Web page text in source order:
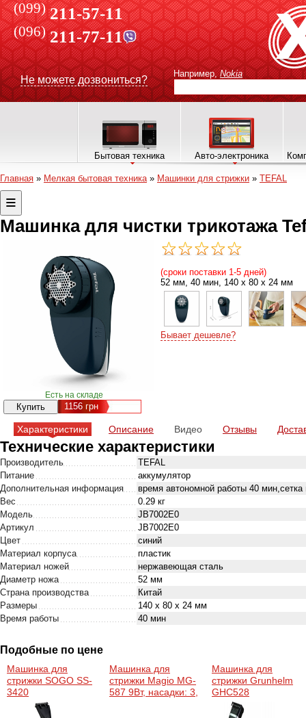
(099) 211-57-11
(096)211-77-11
Не можете дозвониться?
Например, Nokia
Бытовая техника Авто-электроника
Главная » Мелкая бытовая техника» Машинки для стрижки » TEFAL
Машинка для чистки трикотажа
Есть на складе
1156грн
(сроки поставки 1-5 дней)
52 мм, 40 мин, 140 x 80 x 24 мм
Бывает дешевле?
Характеристики Описание Видео Отзывы
Технические характеристики
Производитель
TEFAL
Питание
аккумулятор
Дополнительная информация
время автономной работы 40
Вес
0.29 кг
Модель
JB7002E0
Артикул
JB7002E0
Цвет
синий
Материал корпуса
пластик
Материал ножей
нержавеющая сталь
Диаметр ножа
52 мм
Страна производства
Китай
Размеры
140 x 80 x 24 мм
Время работы
40 мин
Подобные по цене
Машинка для
стрижки SOGO SS-
3420
Машинка для
стрижки Magio MG-
587 9Вт, насадки: 3,
Машинка для
стрижки Grunhelm
GHC528